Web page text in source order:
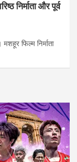
निर्माता और पूर्व
फिल्म निर्माता